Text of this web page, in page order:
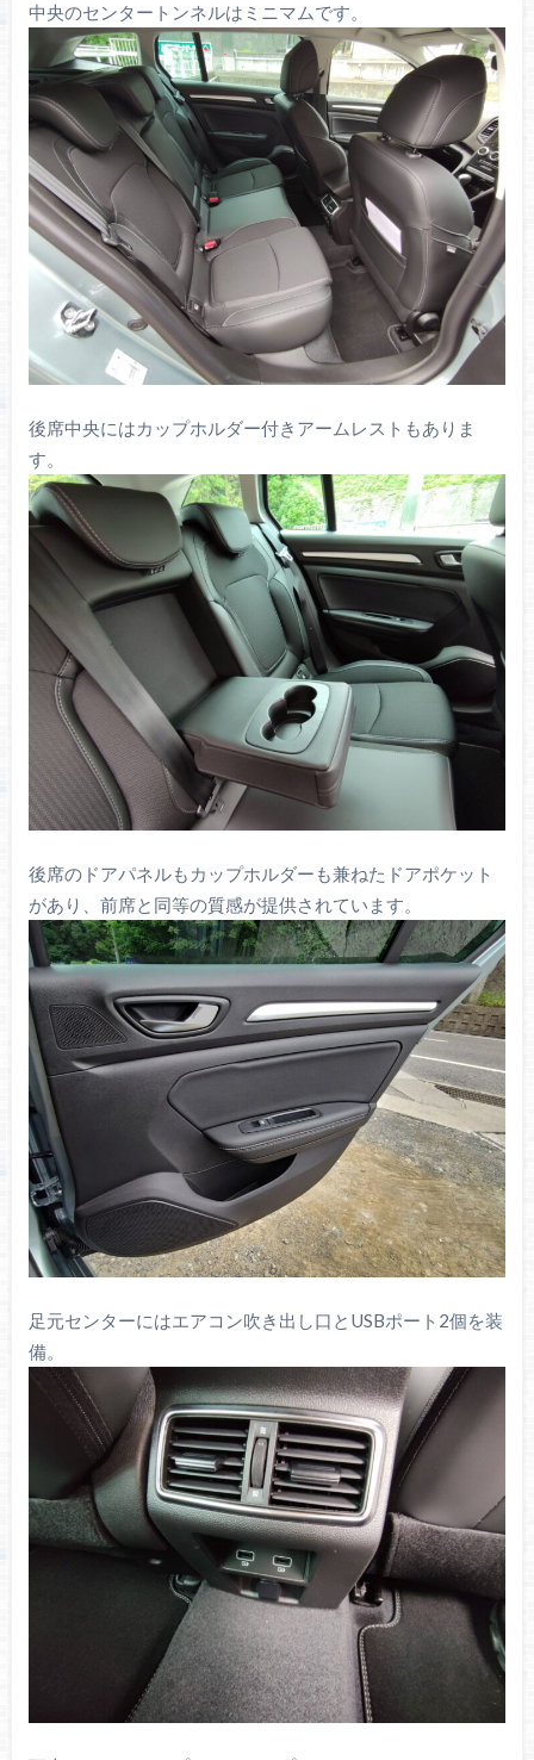
中央のセンタートンネルはミニマムです。
後席中央にはカップホルダー付きアームレストもありま
す。
後席のドアパネルもカップホルダーも兼ねたドアポケット
があり、前席と同等の質感が提供されています。
足元センターにはエアコン吹き出し口とUSBポート2個を装
備。